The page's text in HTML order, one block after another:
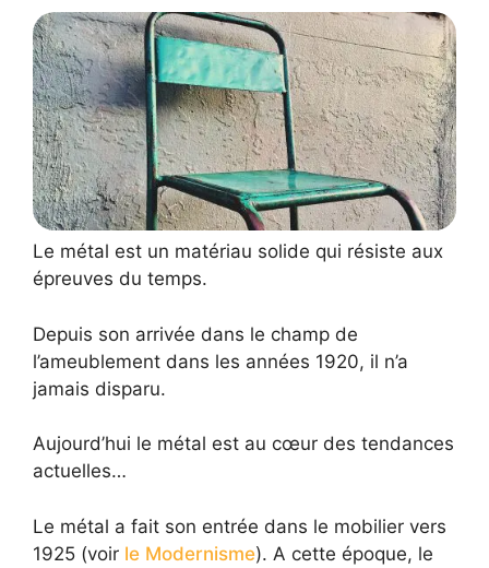
Le métal est un matériau solide qui résiste aux
épreuves du temps.
Depuis son arrivée dans le champ de
l’ameublement dans les années 1920, il n’a
jamais disparu.
Aujourd’hui le métal est au cœur des tendances
actuelles…
Le métal a fait son entrée dans le mobilier vers
1925 (voir le Modernisme). A cette époque, le